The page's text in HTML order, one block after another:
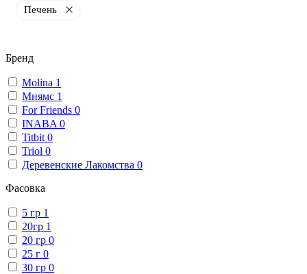
Печень
Бренд
Molina 1
Мнямс 1
For Friends 0
INABA 0
Titbit 0
Triol 0
Деревенские Лакомства 0
Фасовка
5 гр 1
20гр 1
20 гр 0
25 г 0
30 гр 0